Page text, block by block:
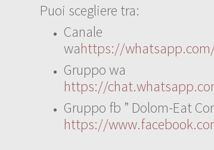
Puoi scegliere tra:
Canale
wahttps://whatsapp.com/
Gruppo wa
https://
Gruppo fb ” Dolom-Eat
https://